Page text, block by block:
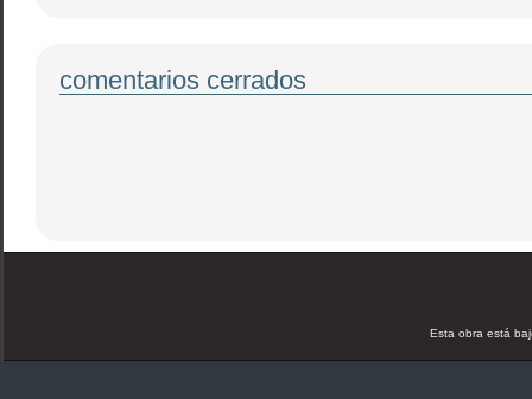
comentarios cerrados
Esta obra está